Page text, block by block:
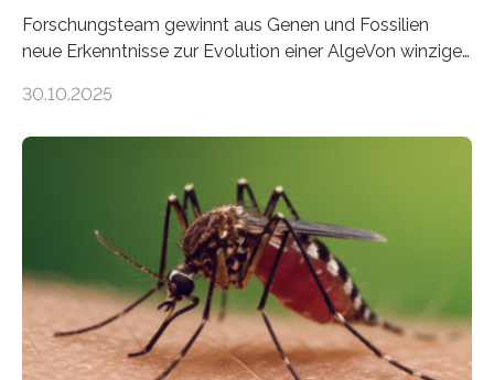
Forschungsteam gewinnt aus Genen und Fossilien
neue Erkenntnisse zur Evolution einer AlgeVon winzigen
Landpflanzen zählen zu den komplexesten
Grünalgen, die vor Hunderten von Millionen Jahren
lebten. Unter den Vorfahren sticht eine Gruppe heraus,
die noch heute in der Natur vorkommt: die
Süßwasseralge Coleochaetophyceae. Einige Arten
dieser Gruppe bilden aus Zellfäden dichte Geflechte
mit scheibenförmiger Gestalt. Was auffällig ist: Die
nächsten…
30.10.2025